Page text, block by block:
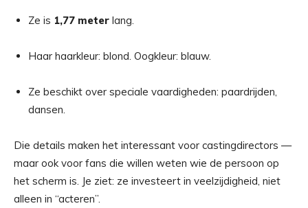
Ze is 1,77 meter lang.
Haar haarkleur: blond. Oogkleur: blauw.
Ze beschikt over speciale vaardigheden: paardrijden,
dansen.
Die details maken het interessant voor castingdirectors —
maar ook voor fans die willen weten wie de persoon op
het scherm is. Je ziet: ze investeert in veelzijdigheid, niet
alleen in “acteren”.